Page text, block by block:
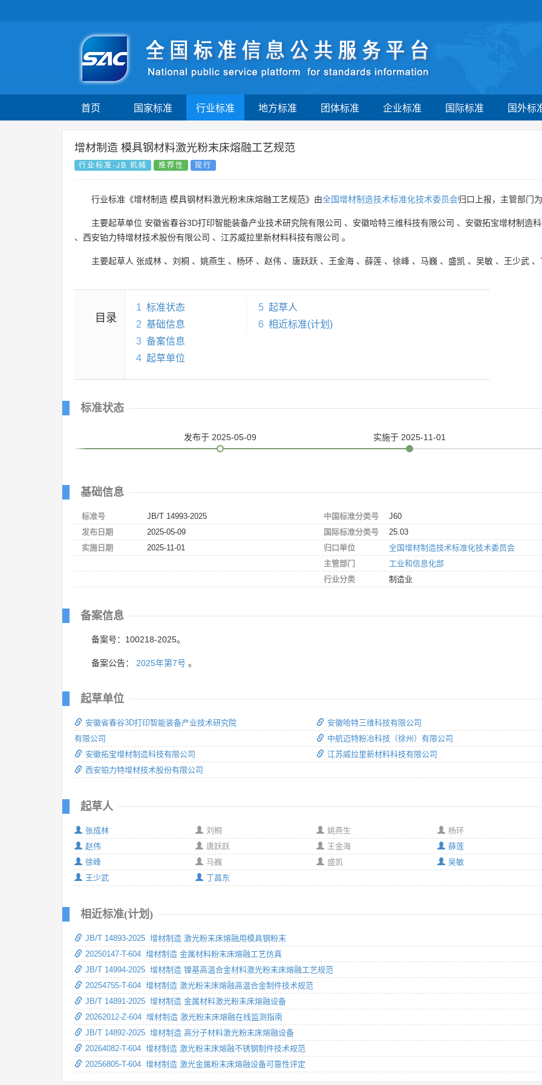
首页 国家标准 行业标准 地方标准 团体标准 企业标准 国际标准 国外标
增材制造 模具钢材料激光粉末床熔融工艺规范
行业标准-JB 机械 推荐性 现行
行业标准《增材制造 模具钢材料激光粉末床熔融工艺规范》由全国增材制造技术标准化技术委员会归口上报，主管部门为
主要起草单位 安徽省春谷3D打印智能装备产业技术研究院有限公司 、 安徽哈特三维科技有限公司 、 安徽拓宝增材制造
、 西安铂力特增材技术股份有限公司 、 江苏威拉里新材料科技有限公司 。
主要起草人 张成林 、 刘桐 、 姚燕生 、 杨环 、 赵伟 、 唐跃跃 、 王金海 、 薛莲 、 徐峰 、 马巍 、 盛凯 、 吴敏 、 王少武 、
目录
1 标准状态
2 基础信息
3 备案信息
4 起草单位
5 起草人
6 相近标准(计划)
标准状态
发布于 2025-05-09 实施于 2025-11-01
基础信息
标准号
JB/T 14993-2025
发布日期
2025-05-09
实施日期
2025-11-01
中国标准分类号
J60
国际标准分类号
25.03
归口单位
全国增材制造技术标准化技术委员会
主管部门
工业和信息化部
行业分类
制造业
备案信息
备案号：100218-2025。
备案公告： 2025年第7号 。
起草单位
安徽省春谷3D打印智能装备产业技术研究院
有限公司
安徽拓宝增材制造科技有限公司
西安铂力特增材技术股份有限公司
安徽哈特三维科技有限公司
中航迈特粉冶科技（徐州）有限公司
江苏威拉里新材料科技有限公司
起草人
张成林
刘桐
赵伟
唐跃跃
徐峰
马巍
王少武
丁昌东
姚燕生
杨环
王金海
薛莲
盛凯
吴敏
相近标准(计划)
JB/T 14893-2025 增材制造 激光粉末床熔融用模具钢粉末
20250147-T-604 增材制造 金属材料粉末床熔融工艺仿真
JB/T 14994-2025 增材制造 镍基高温合金材料激光粉末床熔融工艺规范
20254755-T-604 增材制造 激光粉末床熔融高温合金制件技术规范
JB/T 14891-2025 增材制造 金属材料激光粉末床熔融设备
20262012-Z-604 增材制造 激光粉末床熔融在线监测指南
JB/T 14892-2025 增材制造 高分子材料激光粉末床熔融设备
20264082-T-604 增材制造 激光粉末床熔融不锈钢制件技术规范
20256805-T-604 增材制造 激光金属粉末床熔融设备可靠性评定